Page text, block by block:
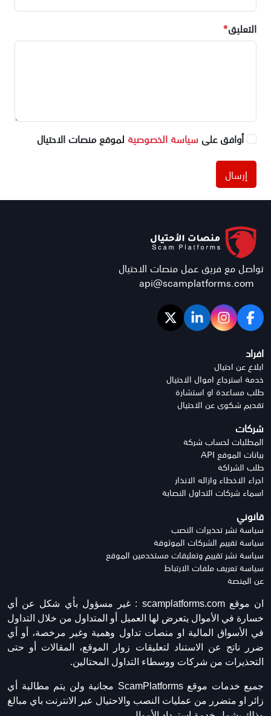
التعليق*
أوافق على سياسة الخصوصية لموقع منصات الاحتيال
إرسال
تواصل مع فريق عمل منصات الاحتيال
api@scamplatforms.com
افراد
ابلاغ عن احتيال
خدمة استرجاع اموال الاحتيال
طلب مساعدة او استشارة
تقديم شكوى عن الاحتيال
شركات
المطلبات لحساب شركة
بيانات الموقع API
طلب الشراكة
اجراء الاخطاء وازاله الانذار
اسماء شركات التداول النصابة
قانوني
سياسة نشر تحذيرات النصب
سياسة تقييم الشركات الموثوقة
سياسة نشر تقييم وتعليقات مستخدمين الموقع
سياسة تعريف ملفات الارتباط
عن المنصة
ان موقع scamplatforms.com :
غير مسؤول بأي شكل عن أي
خسارة في الأموال يتعرض لها العميل أو المتداول من خلال التداول
في الأسواق المالية او منصات تداول وهمية وغير مرخصة، أو أي
ضرر ناتج عن الاستناد لتعليقات زوار الموقع، المقالات أو حتى
التحذيرات من شركات ووسطاء التداول المحتالين.
جميع خدمات موقع ScamPlatforms مجانية ولن يتم مطالبة أي
زائر او متضرر من عمليات النصب والاحتيال عبر الانترنت باي مبالغ